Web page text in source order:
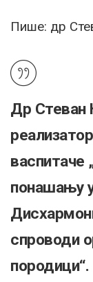
Пише: др
Др Стеван
васпитаче
понашању
спроводи